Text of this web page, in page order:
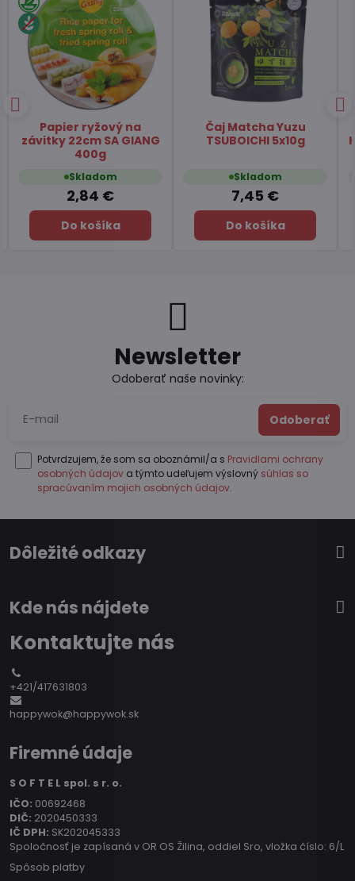
Čaj zelený pražený
Hojicha latte TSUBOICHI
100g
Skladom
6,49 €
Do košíka
Čili omáčka s hubami
Chuannan 213g
Skladom
4,11 €
Do košíka
Newsletter
Odoberať naše novinky:
Odoberať
Potvrdzujem, že som sa oboznámil/a s Pravidlami ochrany
osobných údajov a týmto udeľujem výslovný súhlas so
spracúvaním mojich osobných údajov.
Dôležité odkazy
Kde nás nájdete
Kontaktujte nás
+421/417631803
happywok@happywok.sk
Firemné údaje
S O F T E L spol. s r. o.
IČO: 00692468
DIČ: 2020450333
IČ DPH: SK202045333
Spoločnosť je zapísaná v OR OS Žilina, oddiel Sro, vložka číslo: 6/L
Spôsob platby